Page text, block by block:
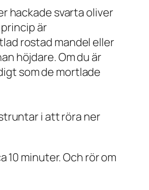
hackade svarta oliver
är
rostad mandel eller
höjdare. Om du är
som de mortlade
i att röra ner
minuter. Och rör om